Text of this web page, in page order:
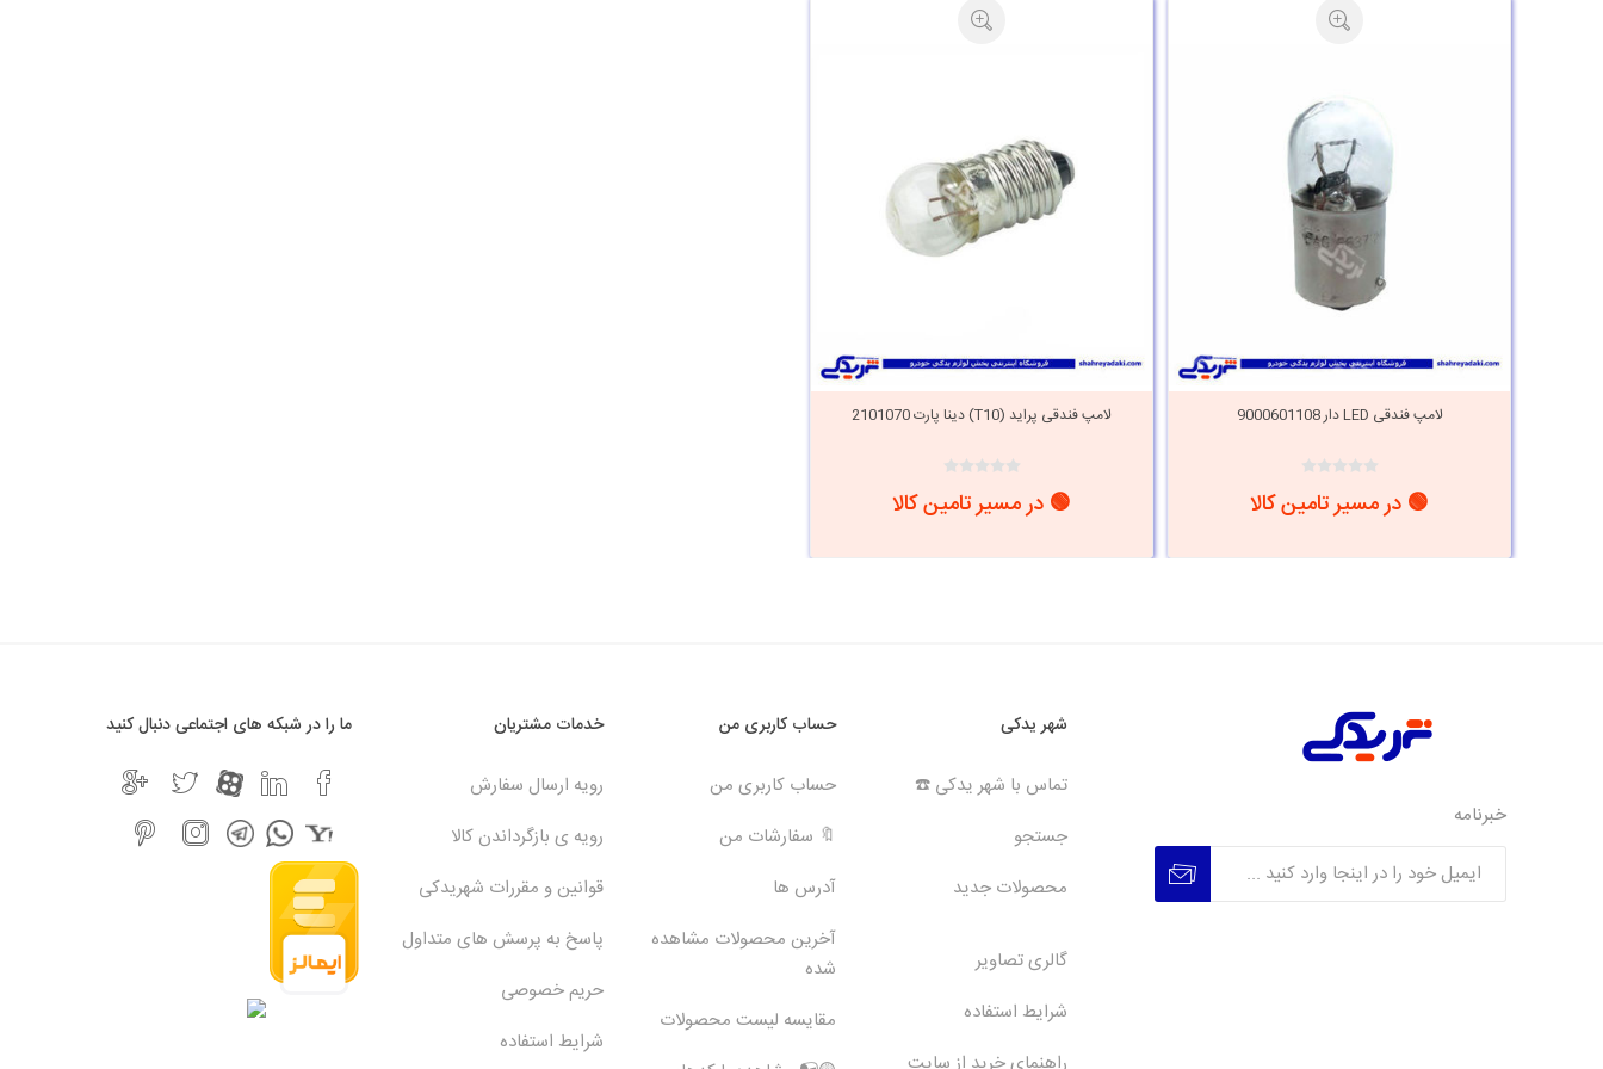
لامپ فندقی LED دار 9000601108
🟢 در مسیر تامین کالا
لامپ فندقی پراید (T10) دینا پارت 2101070
🟢 در مسیر تامین کالا
خبرنامه
شهر یدکی
تماس با شهر یدکی ☎️
جستجو
محصولات جدید
گالری تصاویر
شرایط استفاده
حساب کاربری من
حساب کاربری من
🔖 سفارشات من
آدرس ها
آخرین محصولات مشاهده
شده
مقایسه لیست محصولات
خدمات مشتریان
رویه ارسال سفارش
رویه ی بازگرداندن کالا
قوانین و مقررات شهریدکی
پاسخ به پرسش های متداول
حریم خصوصی
شرایط استفاده
ما را در شبکه های اجتماعی دنبال کنید